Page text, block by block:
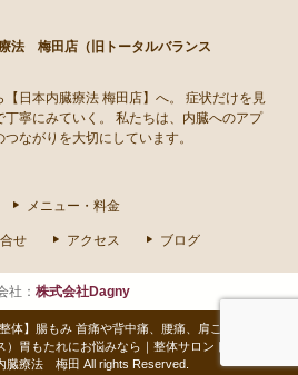
法 梅田店（旧トータルバランス
【日本内臓療法 梅田店】へ。 症状だけを見
寧にみていく。 私たちは、内臓へのアプ
ながりを大切にしています。
メニュー・料金
せ アクセス ブログ
社： 株式会社Dagny
体】腸もみ 首痛や背中痛、腰痛、肩こり、胃もた
胃もたれにお悩みなら｜整体サロントータルバラ
臓療法 梅田 All rights Reserved.